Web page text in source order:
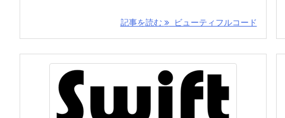
記事を読む ビューティフルコード